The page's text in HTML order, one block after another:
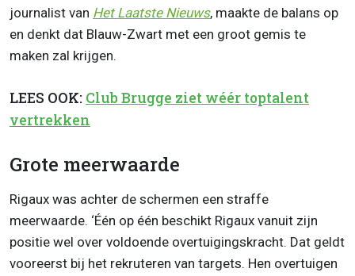
journalist van Het Laatste Nieuws, maakte de balans op
en denkt dat Blauw-Zwart met een groot gemis te
maken zal krijgen.
LEES OOK: Club Brugge ziet wéér toptalent
vertrekken
Grote meerwaarde
Rigaux was achter de schermen een straffe
meerwaarde. ‘Één op één beschikt Rigaux vanuit zijn
positie wel over voldoende overtuigingskracht. Dat geldt
vooreerst bij het rekruteren van targets. Hen overtuigen